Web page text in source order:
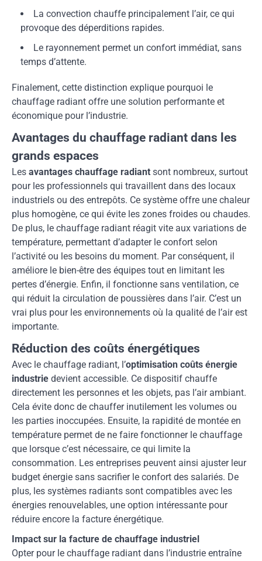
La convection chauffe principalement l’air, ce qui
provoque des déperditions rapides.
Le rayonnement permet un confort immédiat, sans
temps d’attente.
Finalement, cette distinction explique pourquoi le
chauffage radiant offre une solution performante et
économique pour l’industrie.
Avantages du chauffage radiant dans les
grands espaces
Les avantages chauffage radiant sont nombreux, surtout
pour les professionnels qui travaillent dans des locaux
industriels ou des entrepôts. Ce système offre une chaleur
plus homogène, ce qui évite les zones froides ou chaudes.
De plus, le chauffage radiant réagit vite aux variations de
température, permettant d’adapter le confort selon
l’activité ou les besoins du moment. Par conséquent, il
améliore le bien-être des équipes tout en limitant les
pertes d’énergie. Enfin, il fonctionne sans ventilation, ce
qui réduit la circulation de poussières dans l’air. C’est un
vrai plus pour les environnements où la qualité de l’air est
importante.
Réduction des coûts énergétiques
Avec le chauffage radiant, l’optimisation coûts énergie
industrie devient accessible. Ce dispositif chauffe
directement les personnes et les objets, pas l’air ambiant.
Cela évite donc de chauffer inutilement les volumes ou
les parties inoccupées. Ensuite, la rapidité de montée en
température permet de ne faire fonctionner le chauffage
que lorsque c’est nécessaire, ce qui limite la
consommation. Les entreprises peuvent ainsi ajuster leur
budget énergie sans sacrifier le confort des salariés. De
plus, les systèmes radiants sont compatibles avec les
énergies renouvelables, une option intéressante pour
réduire encore la facture énergétique.
Impact sur la facture de chauffage industriel
Opter pour le chauffage radiant dans l’industrie entraîne